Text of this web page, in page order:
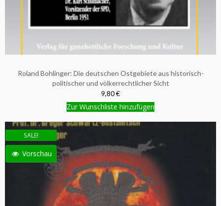
Roland Bohlinger: Die deutschen Ostgebiete aus historisch-
politischer und völkerrechtlicher Sicht
9,80 €
Zur Wunschliste hinzufügen
SALE!
Vorschau